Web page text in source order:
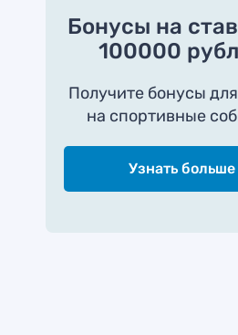
Бонусы на
100000
Получите бонусы
на спортивные
Узнать больше